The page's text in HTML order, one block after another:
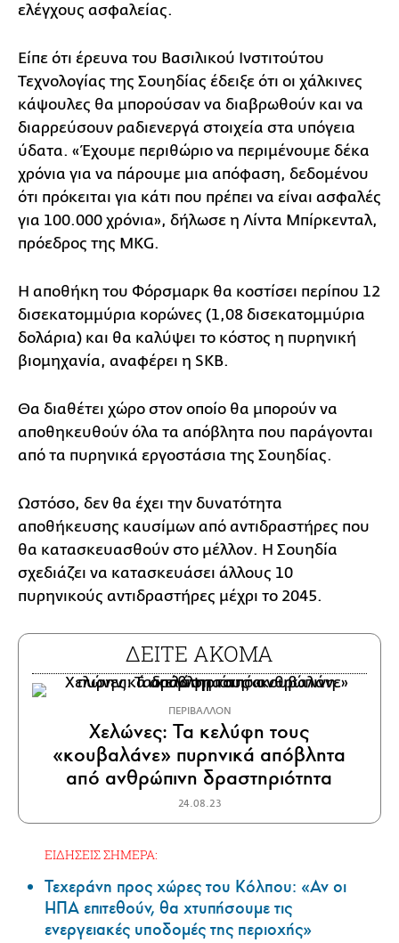
ελέγχους ασφαλείας.
Είπε ότι έρευνα του Βασιλικού Ινστιτούτου
Τεχνολογίας της Σουηδίας έδειξε ότι οι χάλκινες
κάψουλες θα μπορούσαν να διαβρωθούν και να
διαρρεύσουν ραδιενεργά στοιχεία στα υπόγεια
ύδατα. «Έχουμε περιθώριο να περιμένουμε δέκα
χρόνια για να πάρουμε μια απόφαση, δεδομένου
ότι πρόκειται για κάτι που πρέπει να είναι ασφαλές
για 100.000 χρόνια», δήλωσε η Λίντα Μπίρκενταλ,
πρόεδρος της MKG.
Η αποθήκη του Φόρσμαρκ θα κοστίσει περίπου 12
δισεκατομμύρια κορώνες (1,08 δισεκατομμύρια
δολάρια) και θα καλύψει το κόστος η πυρηνική
βιομηχανία, αναφέρει η SKB.
Θα διαθέτει χώρο στον οποίο θα μπορούν να
αποθηκευθούν όλα τα απόβλητα που παράγονται
από τα πυρηνικά εργοστάσια της Σουηδίας.
Ωστόσο, δεν θα έχει την δυνατότητα
αποθήκευσης καυσίμων από αντιδραστήρες που
θα κατασκευασθούν στο μέλλον. Η Σουηδία
σχεδιάζει να κατασκευάσει άλλους 10
πυρηνικούς αντιδραστήρες μέχρι το 2045.
ΔΕΙΤΕ ΑΚΟΜΑ
ΠΕΡΙΒΑΛΛΟΝ
Χελώνες: Τα κελύφη τους
«κουβαλάνε» πυρηνικά απόβλητα
από ανθρώπινη δραστηριότητα
24.08.23
ΕΙΔΗΣΕΙΣ ΣΗΜΕΡΑ:
Τεχεράνη προς χώρες του Κόλπου: «Αν οι
ΗΠΑ επιτεθούν, θα χτυπήσουμε τις
ενεργειακές υποδομές της περιοχής»